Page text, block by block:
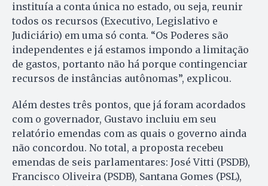
instituía a conta única no estado, ou seja, reunir
todos os recursos (Executivo, Legislativo e
Judiciário) em uma só conta. “Os Poderes são
independentes e já estamos impondo a limitação
de gastos, portanto não há porque contingenciar
recursos de instâncias autônomas”, explicou.
Além destes três pontos, que já foram acordados
com o governador, Gustavo incluiu em seu
relatório emendas com as quais o governo ainda
não concordou. No total, a proposta recebeu
emendas de seis parlamentares: José Vitti (PSDB),
Francisco Oliveira (PSDB), Santana Gomes (PSL),